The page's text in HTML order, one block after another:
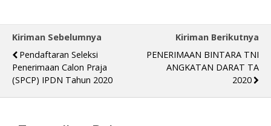
Kiriman Sebelumnya
Pendaftaran Seleksi
Penerimaan Calon Praja
(SPCP) IPDN Tahun 2020
Kiriman Berikutnya
PENERIMAAN BINTARA TNI
ANGKATAN DARAT TA
2020